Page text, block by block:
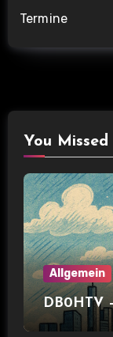
Termine
You Missed
Allgemein
DB0HTV